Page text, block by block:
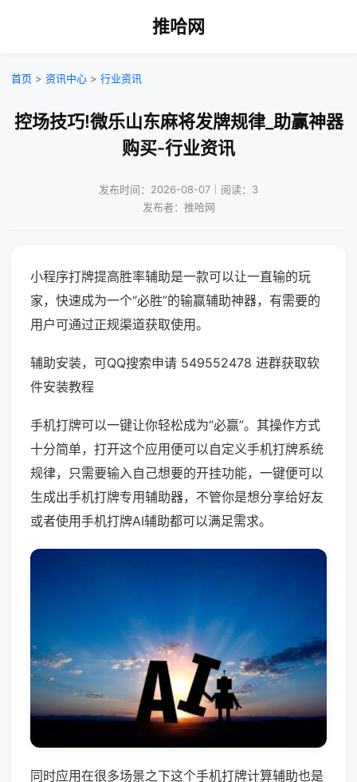
推哈网
首页 > 资讯中心 > 行业资讯
控场技巧!微乐山东麻将发牌规律_助赢神器
购买-行业资讯
发布时间：2026-08-07｜阅读：3
发布者：推哈网
小程序打牌提高胜率辅助是一款可以让一直输的玩
家，快速成为一个“必胜”的输赢辅助神器，有需要的
用户可通过正规渠道获取使用。
辅助安装，可QQ搜索申请 549552478 进群获取软
件安装教程
手机打牌可以一键让你轻松成为“必赢”。其操作方式
十分简单，打开这个应用便可以自定义手机打牌系统
规律，只需要输入自己想要的开挂功能，一键便可以
生成出手机打牌专用辅助器，不管你是想分享给好友
或者使用手机打牌AI辅助都可以满足需求。
同时应用在很多场景之下这个手机打牌计算辅助也是